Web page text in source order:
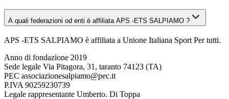
A quali federazioni od enti è affiliata APS -ETS SALPIAMO ?
APS -ETS SALPIAMO è affiliata a Unione Italiana Sport Per tutti.
Anno di fondazione 2019
Sede legale Via Pitagora, 31, taranto 74123 (TA)
PEC associazionesalpiamo@pec.it
P.IVA 90259230739
Legale rappresentante Umberto. Di Toppa